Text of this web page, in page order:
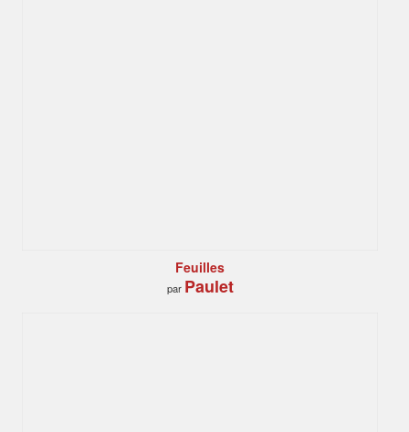
Feuilles
par Paulet